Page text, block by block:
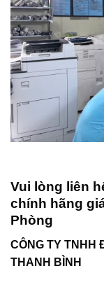
Vui lòng liên
chính hãng
Phòng
CÔNG TY TNHH
THANH BÌNH